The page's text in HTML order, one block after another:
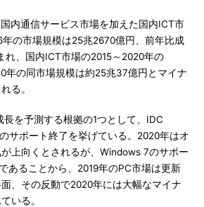
内通信サービス市場を加えた国内ICT市
の市場規模は25兆2670億円、前年比成
れ、国内ICT市場の2015～2020年の
年の同市場規模は約25兆37億円とマイナ
る。
を予測する根拠の1つとして、IDC
サポート終了を挙げている。2020年はオ
上向くとされるが、Windows 7のサポー
あることから、2019年のPC市場は更新
、その反動で2020年には大幅なマイナ
いる。